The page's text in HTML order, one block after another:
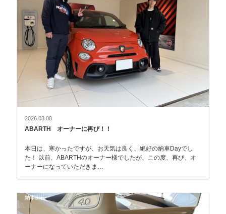
2026.03.08
ABARTH オーナーに再び！！
本日は、寒かったですが、お天気は良く、絶好の納車Dayでし
た！ 以前、ABARTHのオーナー様でしたが、この度、再び、オ
ーナーになっていただきま…
納車御礼